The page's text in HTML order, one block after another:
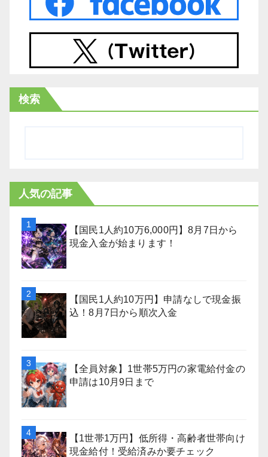
検索
人気の記事
【国民1人約10万6,000円】8月7日から
現金入金が始まります！
【国民1人約10万円】申請なしで現金振
込！8月7日から順次入金
【全員対象】1世帯5万円の家電給付金の
申請は10月9日まで
【1世帯1万円】低所得・高齢者世帯向け
現金給付！受給済みか要チェック